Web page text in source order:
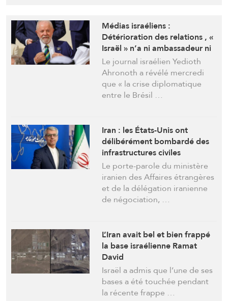
Médias israéliens :
Détérioration des relations , «
Israël » n’a ni ambassadeur ni
consul au Brésil
Le journal israélien Yedioth
Ahronoth a révélé mercredi
que « la crise diplomatique
entre le Brésil …
Iran : les États-Unis ont
délibérément bombardé des
infrastructures civiles
d’approvisionnement en eau à
Sirik
Le porte-parole du ministère
iranien des Affaires étrangères
et de la délégation iranienne
de négociation, …
L’Iran avait bel et bien frappé
la base israélienne Ramat
David
Israël a admis que l’une de ses
bases a été touchée pendant
la récente frappe …